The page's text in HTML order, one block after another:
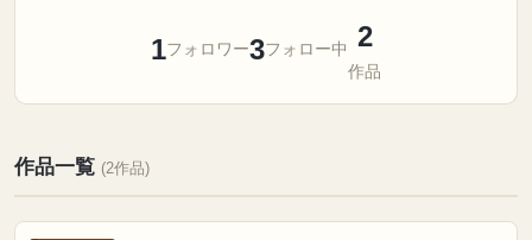
1フォロワー3フォロー中 2
作品
作品一覧 (2作品)